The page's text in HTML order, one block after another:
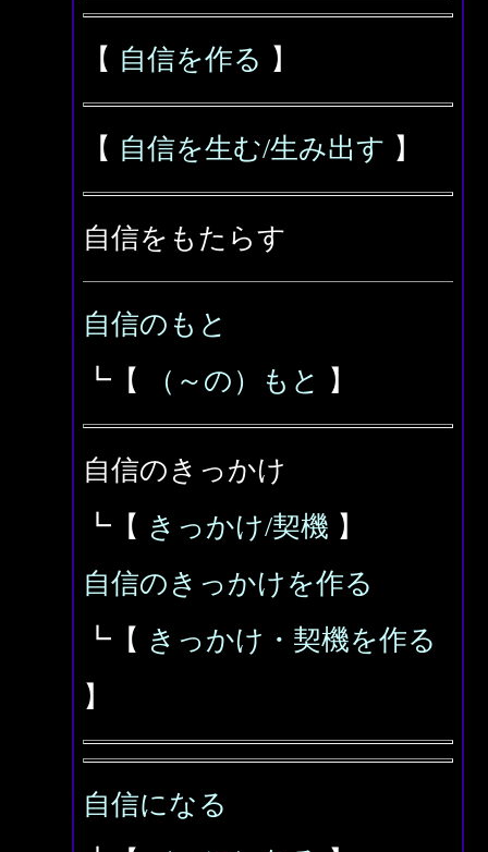
【 自信を作る 】
【 自信を生む/生み出す 】
自信をもたらす
自信のもと
┗【
（～の）もと 】
自信のきっかけ
┗【 きっかけ/契機 】
自信のきっかけを作る
┗【 きっかけ・契機を作る
】
自信になる